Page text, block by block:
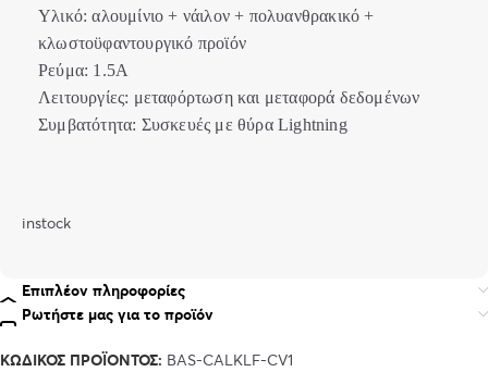
Υλικό: αλουμίνιο + νάιλον + πολυανθρακικό +
κλωστοϋφαντουργικό προϊόν
Ρεύμα: 1.5Α
Λειτουργίες: μεταφόρτωση και μεταφορά δεδομένων
Συμβατότητα: Συσκευές με θύρα Lightning
instock
Επιπλέον πληροφορίες
Ρωτήστε μας για το προϊόν
ΚΩΔΙΚΌΣ ΠΡΟΪΌΝΤΟΣ: BAS-CALKLF-CV1